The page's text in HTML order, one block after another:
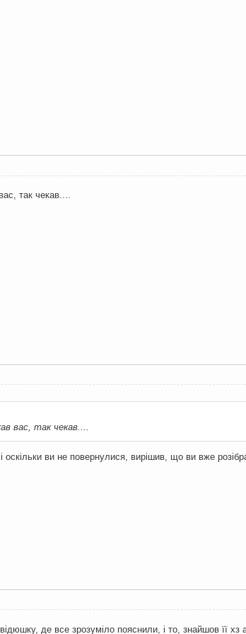
так чекав....
вас, так чекав....
оскільки ви не повернулися, вирішив, що ви вже
де все зрозуміло пояснили, і то, знайшов її хз